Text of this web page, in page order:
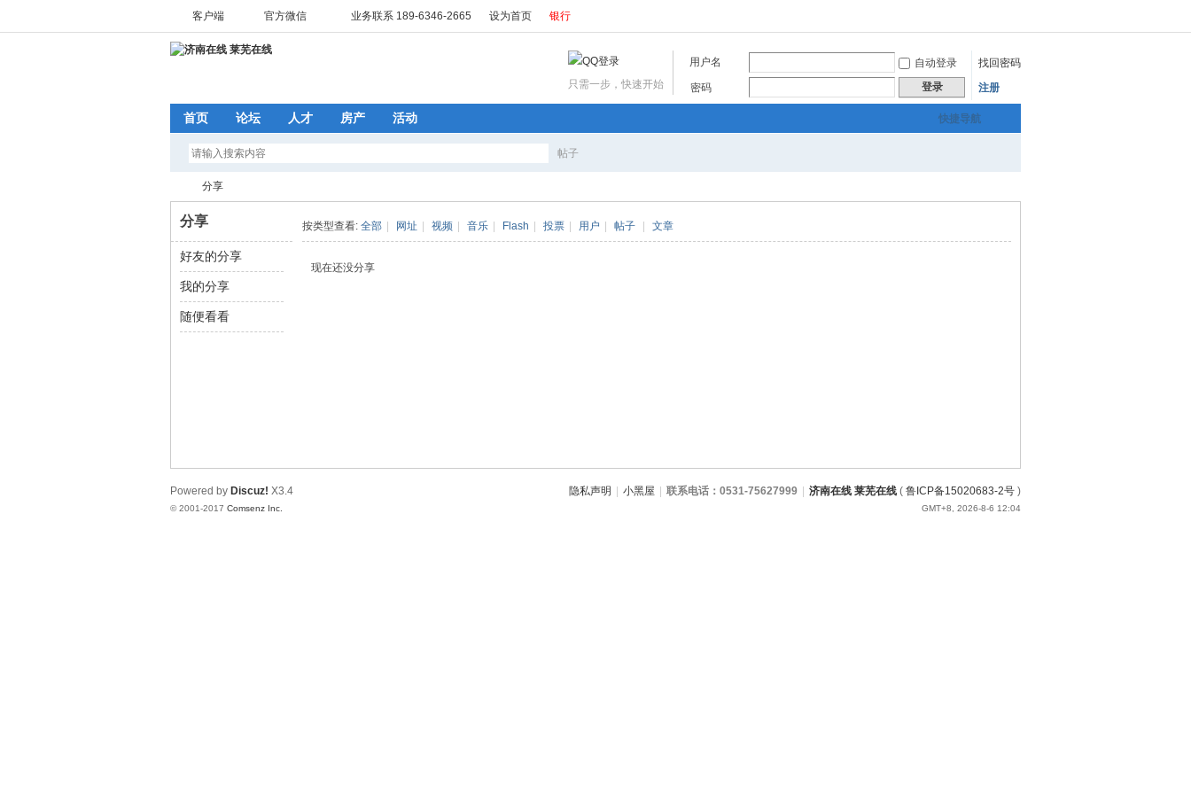
客户端 官方微信 业务联系 189-6346-2665 设为首页 银行
用户名 自动登录
找回密码
密码
登录 注册
只需一步，快速开始
快捷导航
首页 论坛 人才 房产 活动
帖子
济 ›
分享
分享
好友的分享
我的分享
随便看看
按类型查看: 全部 网址 视频 音乐 Flash 投票 用户 帖子 文章
现在还没分享
隐私声明 小黑屋 联系电话：0531-75627999 济南在线 莱芜在线 ( 鲁ICP备15020683-2号 )
GMT+8, 2026-8-6 12:04
Powered by Discuz! X3.4
© 2001-2017 Comsenz Inc.